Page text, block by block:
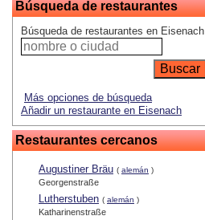
Búsqueda de restaurantes
Búsqueda de restaurantes en Eisenach
Más opciones de búsqueda
Añadir un restaurante en Eisenach
Restaurantes cercanos
Augustiner Bräu ( alemán )
Georgenstraße
Lutherstuben ( alemán )
Katharinenstraße